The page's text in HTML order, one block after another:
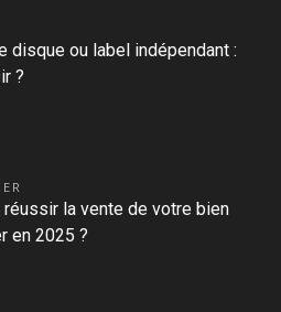
disque ou label indépendant :
?
réussir la vente de votre bien
en 2025 ?